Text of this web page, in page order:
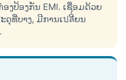
ງປ້ອງກັນ EMI. ເຊື່ອມດ້ວຍ
ດຸທີ່ບາງ, ມີການເปลີ່ຍນ